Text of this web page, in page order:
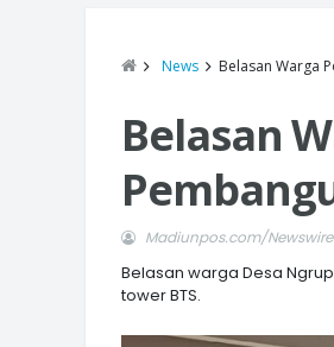
News Belasan Warga
Belasan
Madiunpos.com/Newswire
Belasan warga Desa
tower BTS.